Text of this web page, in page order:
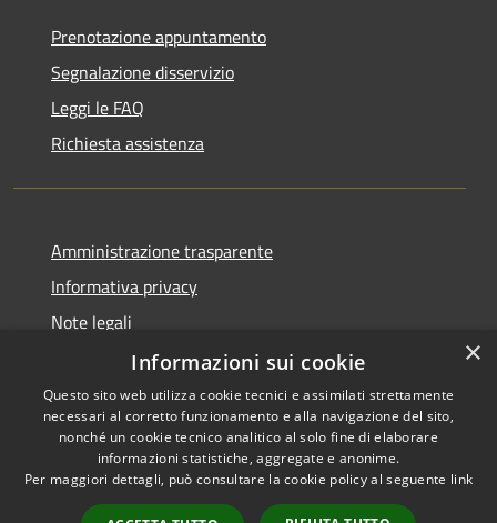
Prenotazione appuntamento
Segnalazione disservizio
Leggi le FAQ
Richiesta assistenza
Amministrazione trasparente
Informativa privacy
Note legali
Dichiarazione di accessibilità
RSS
Accessibilità
Copyright © 2026 • Comune di
Girifalco • Powered by
×
Informazioni sui cookie
Questo sito web utilizza cookie tecnici e assimilati strettamente
necessari al corretto funzionamento e alla navigazione del sito,
nonché un cookie tecnico analitico al solo fine di elaborare
informazioni statistiche, aggregate e anonime.
Per maggiori dettagli, può consultare la cookie policy al seguente link